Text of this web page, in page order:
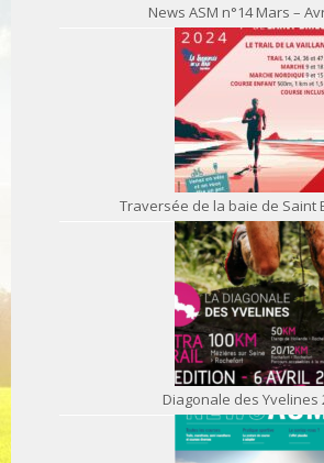
News ASM n°14 Mars –
Traversée de la baie de Saint
Diagonale des Yvelines